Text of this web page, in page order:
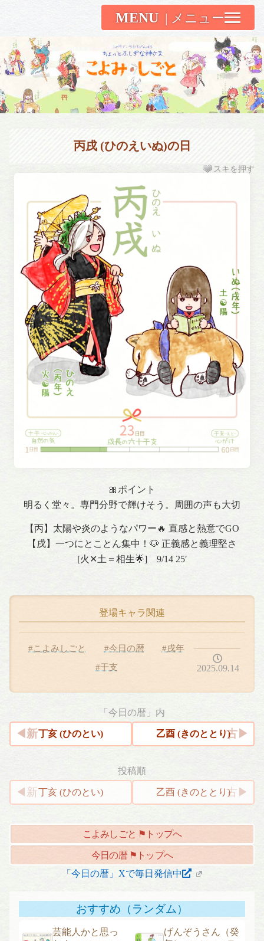
MENU
こよみしごと〔和原ハト〕
丙戌 (ひのえいぬ)の日
スキを押す
🎀ポイント
明るく堂々。専門分野で輝けそう。周囲の声も大切
【丙】太陽や炎のようなパワー🔥 直感と熱意でGO
【戌】一つにとことん集中！🐶 正義感と義理堅さ
[火✕土＝相生🌟] 9/14 25′
登場キャラ関連
#こよみしごと #今日の暦
#戌年
#干支
2025.09.14
「今日の暦」内
丁亥 (ひのとい) 乙酉 (きのととり)
投稿順
投
稿
ナ
ー
乙酉 (きのととり)
丁亥 (ひのとい)
こよみしごと ⚑トップへ
今日の暦 ⚑トップへ
「今日の暦」Xで毎日発信中
おすすめ（ランダム）
芸能人かと思っ
げんぞうさん（癸